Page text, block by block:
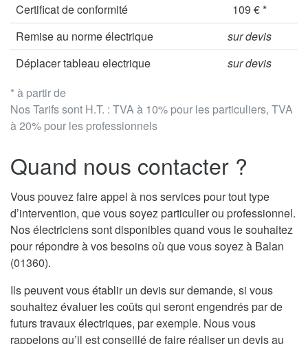
* à partir de
Nos Tarifs sont H.T. : TVA à 10% pour les particuliers, TVA
à 20% pour les professionnels
Certificat de conformité
109 € *
Remise au norme électrique
sur devis
Déplacer tableau electrique
sur devis
Quand nous contacter ?
Vous pouvez faire appel à nos services pour tout type
d’intervention, que vous soyez particulier ou professionnel.
Nos électriciens sont disponibles quand vous le souhaitez
pour répondre à vos besoins où que vous soyez à Balan
(01360).
Ils peuvent vous établir un devis sur demande, si vous
souhaitez évaluer les coûts qui seront engendrés par de
futurs travaux électriques, par exemple. Nous vous
rappelons qu’il est conseillé de faire réaliser un devis au